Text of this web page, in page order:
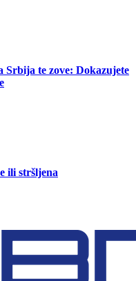
Srbija te zove: Dokazujete
ili stršljena